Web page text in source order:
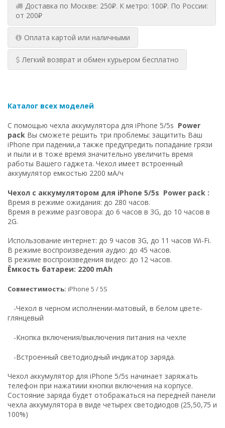
Доставка по Москве: 250₽. К метро: 100₽. По России:
от 200₽
Оплата картой или наличными
Легкий возврат и обмен курьером бесплатно
Каталог всех моделей
С помощью чехла аккумулятора для iPhone 5/5s Power
pack Вы сможете решить три проблемы: защитить Ваш
iPhone при падении,а также предупредить попадание грязи
и пыли и в тоже время значительно увеличить время
работы Вашего гаджета. Чехол имеет встроенный
аккумулятор емкостью 2200 мА/ч
Чехол с аккумулятором для iPhone 5/5s Power pack :
Время в режиме ожидания: до 280 часов.
Время в режиме разговора: до 6 часов в 3G, до 10 часов в
2G.
Использование интернет: до 9 часов 3G, до 11 часов Wi-Fi.
В режиме воспроизведения аудио: до 45 часов.
В режиме воспроизведения видео: до 12 часов.
Ёмкость батареи: 2200 mAh
Совместимость: iPhone 5 / 5S
-Чехол в черном исполнении-матовый, в белом цвете-
глянцевый
-Кнопка включения/выключения питания на чехле
-Встроенный светодиодный индикатор заряда.
Чехол аккумулятор для iPhone 5/5s начинает заряжать
телефон при нажатиии кнопки включения на корпусе.
Состояние заряда будет отображаться на передней панели
чехла аккумулятора в виде четырех светодиодов (25,50,75 и
100%)